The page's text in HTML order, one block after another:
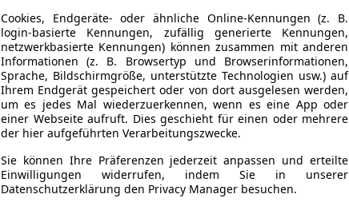
Cookies, Endgeräte- oder ähnliche Online-Kennungen (z. B.
login-basierte Kennungen, zufällig generierte Kennungen,
netzwerkbasierte Kennungen) können zusammen mit anderen
Informationen (z. B. Browsertyp und Browserinformationen,
Sprache, Bildschirmgröße, unterstützte Technologien usw.) auf
Ihrem Endgerät gespeichert oder von dort ausgelesen werden,
um es jedes Mal wiederzuerkennen, wenn es eine App oder
einer Webseite aufruft. Dies geschieht für einen oder mehrere
der hier aufgeführten Verarbeitungszwecke.
Sie können Ihre Präferenzen jederzeit anpassen und erteilte
Einwilligungen widerrufen, indem Sie in unserer
Datenschutzerklärung den Privacy Manager besuchen.